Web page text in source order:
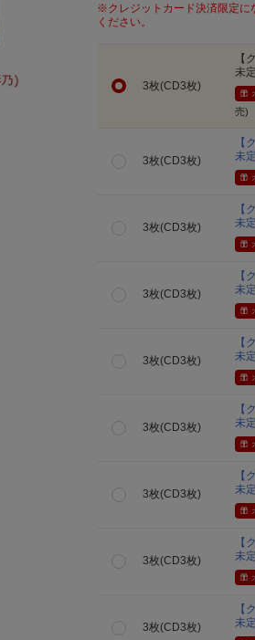
※クレジットカード決済限定に
ください。
3枚(CD3枚)
【
未
売)
3枚(CD3枚)
【
未
3枚(CD3枚)
【
未
3枚(CD3枚)
【
未
3枚(CD3枚)
【
未
3枚(CD3枚)
【
未
3枚(CD3枚)
【
未
3枚(CD3枚)
【
未
3枚(CD3枚)
【
未